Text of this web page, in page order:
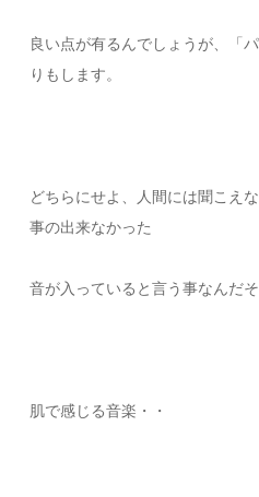
良い点が有るんでしょうが、「
りもします。
どちらにせよ、人間には聞こえ
事の出来なかった
音が入っていると言う事なんだそ
肌で感じる音楽・・